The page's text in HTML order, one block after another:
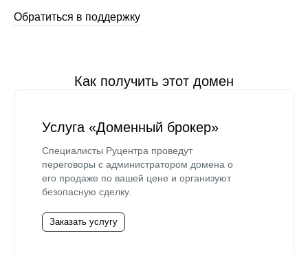
Обратиться в поддержку
Как получить этот домен
Услуга «Доменный брокер»
Специалисты Руцентра проведут
переговоры с администратором домена о
его продаже по вашей цене и организуют
безопасную сделку.
Заказать услугу